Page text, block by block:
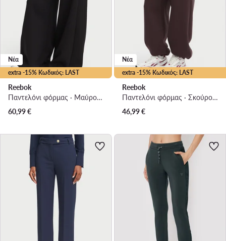
extra -15% Κωδικός: LAST
Νέα
Reebok
Παντελόνι φόρμας · Μαύρο · Regular Fit
60,99€
extra -15% Κωδικός: LAST
Νέα
Reebok
Παντελόνι φόρμας · Σκούρο καφέ · Regular Fit
46,99€